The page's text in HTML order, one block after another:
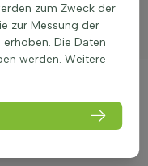
und unsere
zum Zweck der
zur Messung der
Die Daten
werden. Weitere